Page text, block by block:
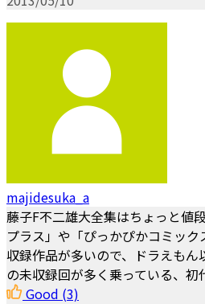
majidesuka_a
藤子F不二雄大全集はちょっと値
プラス」や「ぴっかぴかコミッ
収録作品が多いので、ドラえもん
の未収録回が多く乗っている、初
Good (3)